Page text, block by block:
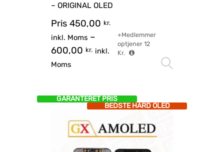
– ORIGINAL OLED
Pris 450,00 kr.
inkl. Moms –
600,00 kr. inkl.
Moms
+Medlemmer
optjener 12
Kr.
GARANTERET PRIS
BEDSTE HARD OLED